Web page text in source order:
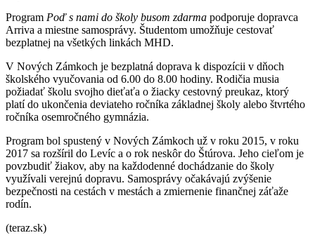
Program Poď s nami do školy busom zdarma podporuje dopravca
Arriva a miestne samosprávy. Študentom umožňuje cestovať
bezplatnej na všetkých linkách MHD.
V Nových Zámkoch je bezplatná doprava k dispozícii v dňoch
školského vyučovania od 6.00 do 8.00 hodiny. Rodičia musia
požiadať školu svojho dieťaťa o žiacky cestovný preukaz, ktorý
platí do ukončenia deviateho ročníka základnej školy alebo štvrtého
ročníka osemročného gymnázia.
Program bol spustený v Nových Zámkoch už v roku 2015, v roku
2017 sa rozšíril do Levíc a o rok neskôr do Štúrova. Jeho cieľom je
povzbudiť žiakov, aby na každodenné dochádzanie do školy
využívali verejnú dopravu. Samosprávy očakávajú zvýšenie
bezpečnosti na cestách v mestách a zmiernenie finančnej záťaže
rodín.
(teraz.sk)